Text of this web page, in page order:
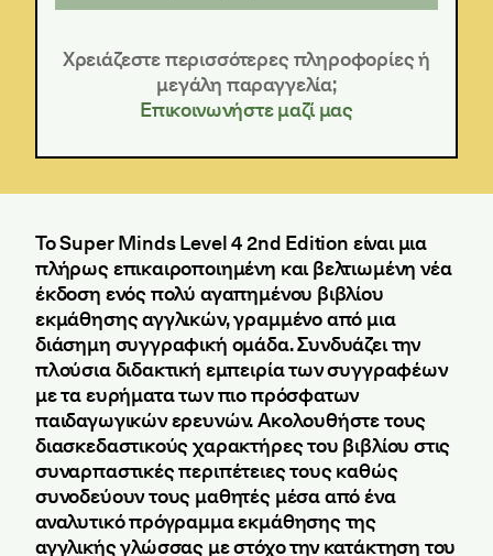
Χρειάζεστε περισσότερες πληροφορίες ή
μεγάλη παραγγελία;
Επικοινωνήστε μαζί μας
Το Super Minds Level 4 2nd Edition είναι μια
πλήρως επικαιροποιημένη και βελτιωμένη νέα
έκδοση ενός πολύ αγαπημένου βιβλίου
εκμάθησης αγγλικών, γραμμένο από μια
διάσημη συγγραφική ομάδα. Συνδυάζει την
πλούσια διδακτική εμπειρία των συγγραφέων
με τα ευρήματα των πιο πρόσφατων
παιδαγωγικών ερευνών. Ακολουθήστε τους
διασκεδαστικούς χαρακτήρες του βιβλίου στις
συναρπαστικές περιπέτειες τους καθώς
συνοδεύουν τους μαθητές μέσα από ένα
αναλυτικό πρόγραμμα εκμάθησης της
αγγλικής γλώσσας με στόχο την κατάκτηση του